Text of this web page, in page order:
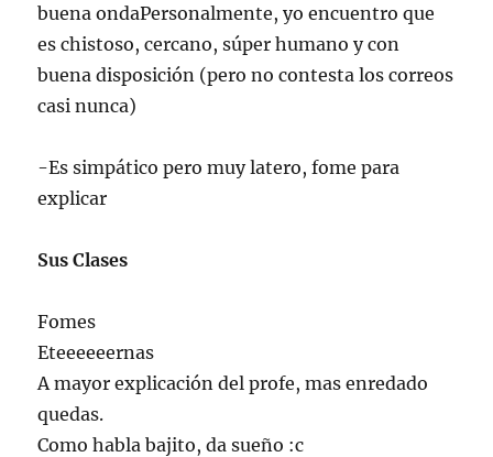
buena ondaPersonalmente, yo encuentro que
es chistoso, cercano, súper humano y con
buena disposición (pero no contesta los correos
casi nunca)
-Es simpático pero muy latero, fome para
explicar
Sus Clases
Fomes
Eteeeeeernas
A mayor explicación del profe, mas enredado
quedas.
Como habla bajito, da sueño :c